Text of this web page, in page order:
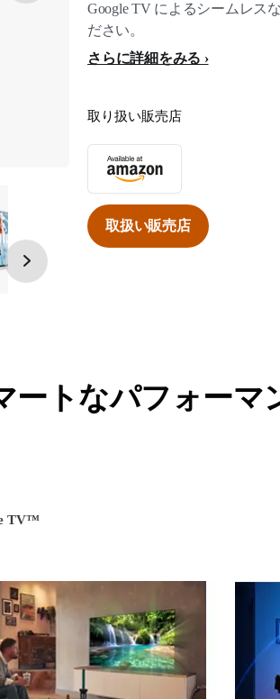
Google TV によるシームレス
ださい。
さらに詳細をみる
取り扱い販売店
取扱い販売店
ートなパフォーマ
TV™